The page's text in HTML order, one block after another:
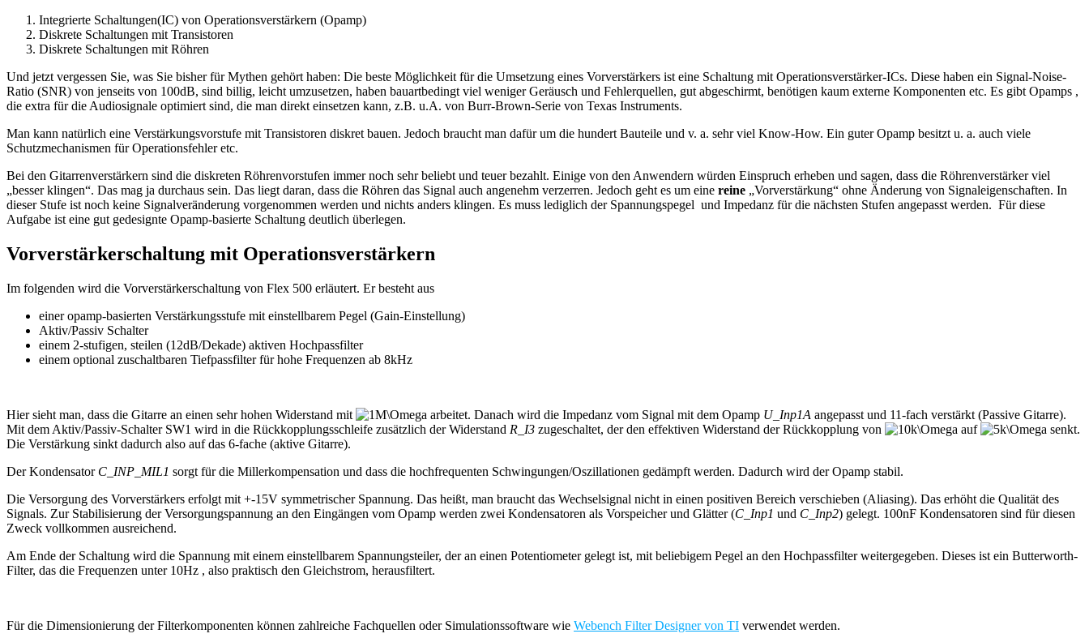
Integrierte Schaltungen(IC) von Operationsverstärkern (Opamp)
Diskrete Schaltungen mit Transistoren
Diskrete Schaltungen mit Röhren
Und jetzt vergessen Sie, was Sie bisher für Mythen gehört haben: Die beste Möglichkeit für die Umsetzung eines Vorverstärkers ist eine Schaltung mit Operationsverstärker-ICs. Diese haben ein Signal-Noise-
Ratio (SNR) von jenseits von 100dB, sind billig, leicht umzusetzen, haben bauartbedingt viel weniger Geräusch und Fehlerquellen, gut abgeschirmt, benötigen kaum externe Komponenten etc. Es gibt Opamps ,
die extra für die Audiosignale optimiert sind, die man direkt einsetzen kann, z.B. u.A. von Burr-Brown-Serie von Texas Instruments.
Man kann natürlich eine Verstärkungsvorstufe mit Transistoren diskret bauen. Jedoch braucht man dafür um die hundert Bauteile und v. a. sehr viel Know-How. Ein guter Opamp besitzt u. a. auch viele
Schutzmechanismen für Operationsfehler etc.
Bei den Gitarrenverstärkern sind die diskreten Röhrenvorstufen immer noch sehr beliebt und teuer bezahlt. Einige von den Anwendern würden Einspruch erheben und sagen, dass die Röhrenverstärker viel
„besser klingen“. Das mag ja durchaus sein. Das liegt daran, dass die Röhren das Signal auch angenehm verzerren. Jedoch geht es um eine reine „Vorverstärkung“ ohne Änderung von Signaleigenschaften. In
dieser Stufe ist noch keine Signalveränderung vorgenommen werden und nichts anders klingen. Es muss lediglich der Spannungspegel und Impedanz für die nächsten Stufen angepasst werden. Für diese
Aufgabe ist eine gut gedesignte Opamp-basierte Schaltung deutlich überlegen.
Vorverstärkerschaltung mit Operationsverstärkern
Im folgenden wird die Vorverstärkerschaltung von Flex 500 erläutert. Er besteht aus
einer opamp-basierten Verstärkungsstufe mit einstellbarem Pegel (Gain-Einstellung)
Aktiv/Passiv Schalter
einem 2-stufigen, steilen (12dB/Dekade) aktiven Hochpassfilter
einem optional zuschaltbaren Tiefpassfilter für hohe Frequenzen ab 8kHz
Hier sieht man, dass die Gitarre an einen sehr hohen Widerstand mit arbeitet. Danach wird die Impedanz vom Signal mit dem Opamp U_Inp1A angepasst und 11-fach verstärkt (Passive Gitarre).
Mit dem Aktiv/Passiv-Schalter SW1 wird in die Rückkopplungsschleife zusätzlich der Widerstand R_I3 zugeschaltet, der den effektiven Widerstand der Rückkopplung von auf
senkt.
Die Verstärkung sinkt dadurch also auf das 6-fache (aktive Gitarre).
Der KondensatorC_INP_MIL1 sorgt für die Millerkompensation und dass die hochfrequenten Schwingungen/Oszillationen gedämpft werden. Dadurch wird der Opamp stabil.
Die Versorgung des Vorverstärkers erfolgt mit +-15V symmetrischer Spannung. Das heißt, man braucht das Wechselsignal nicht in einen positiven Bereich verschieben (Aliasing). Das erhöht die Qualität des
Signals. Zur Stabilisierung der Versorgungspannung an den Eingängen vom Opamp werden zwei Kondensatoren als Vorspeicher und Glätter (C_Inp1 und C_Inp2) gelegt. 100nF Kondensatoren sind für diesen
Zweck vollkommen ausreichend.
Am Ende der Schaltung wird die Spannung mit einem einstellbarem Spannungsteiler, der an einen Potentiometer gelegt ist, mit beliebigem Pegel an den Hochpassfilter weitergegeben. Dieses ist ein Butterworth-
Filter, das die Frequenzen unter 10Hz , also praktisch den Gleichstrom, herausfiltert.
Für die Dimensionierung der Filterkomponenten können zahlreiche Fachquellen oder Simulationssoftware wie Webench Filter Designer von TI verwendet werden.